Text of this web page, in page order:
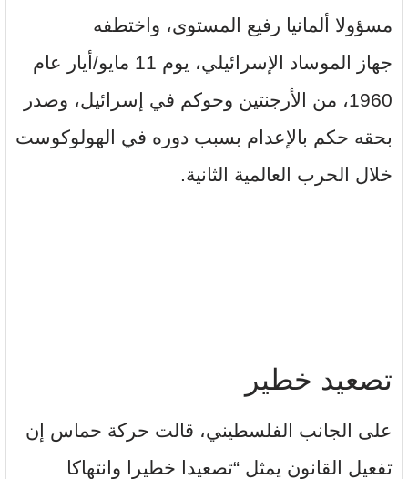
مسؤولا ألمانيا رفيع المستوى، واختطفه
جهاز الموساد الإسرائيلي، يوم 11 مايو/أيار عام
1960، من الأرجنتين وحوكم في إسرائيل، وصدر
بحقه حكم بالإعدام بسبب دوره في الهولوكوست
خلال الحرب العالمية الثانية.
تصعيد خطير
على الجانب الفلسطيني، قالت حركة حماس إن
تفعيل القانون يمثل “تصعيدا خطيرا وانتهاكا